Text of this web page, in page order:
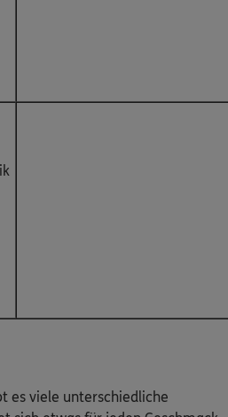
es viele unterschiedliche